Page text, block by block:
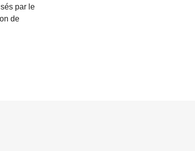
par le
de